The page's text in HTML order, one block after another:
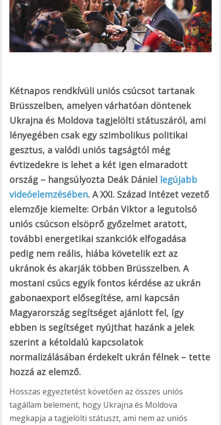
Kétnapos rendkívüli uniós csúcsot tartanak
Brüsszelben, amelyen várhatóan döntenek
Ukrajna és Moldova tagjelölti státuszáról, ami
lényegében csak egy szimbolikus politikai
gesztus, a valódi uniós tagságtól még
évtizedekre is lehet a két igen elmaradott
ország – hangsúlyozta Deák Dániel legújabb
videóelemzésében. A XXI. Század Intézet vezető
elemzője kiemelte: Orbán Viktor a legutolsó
uniós csúcson elsöprő győzelmet aratott,
további energetikai szankciók elfogadása
pedig nem reális, hiába követelik ezt az
ukránok és akarják többen Brüsszelben. A
mostani csúcs egyik fontos kérdése az ukrán
gabonaexport elősegítése, ami kapcsán
Magyarország segítséget ajánlott fel, így
ebben is segítséget nyújthat hazánk a jelek
szerint a kétoldalú kapcsolatok
normalizálásában érdekelt ukrán félnek – tette
hozzá az elemző.
Hosszas egyeztetést követően az összes uniós
tagállam belement, hogy Ukrajna és Moldova
megkapja a tagjelölti státuszt, ami nem az uniós